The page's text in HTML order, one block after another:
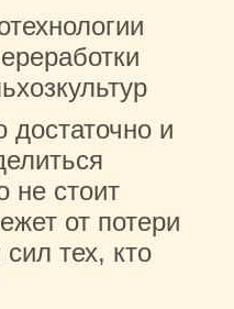
и
не стоит
от потери
тех, кто